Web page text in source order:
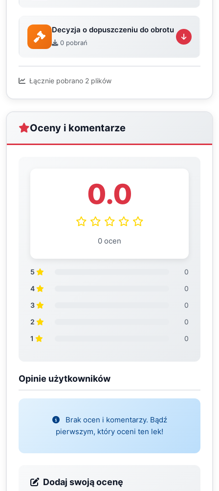
Decyzja o dopuszczeniu do obrotu
0 pobrań
Łącznie pobrano 2 plików
Oceny i komentarze
0.0
0 ocen
5
0
4
0
3
0
2
0
1
0
Opinie użytkowników
Brak ocen i komentarzy. Bądź
pierwszym, który oceni ten lek!
Dodaj swoją ocenę